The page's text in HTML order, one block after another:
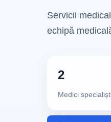
Servicii
echipă
2
Medici